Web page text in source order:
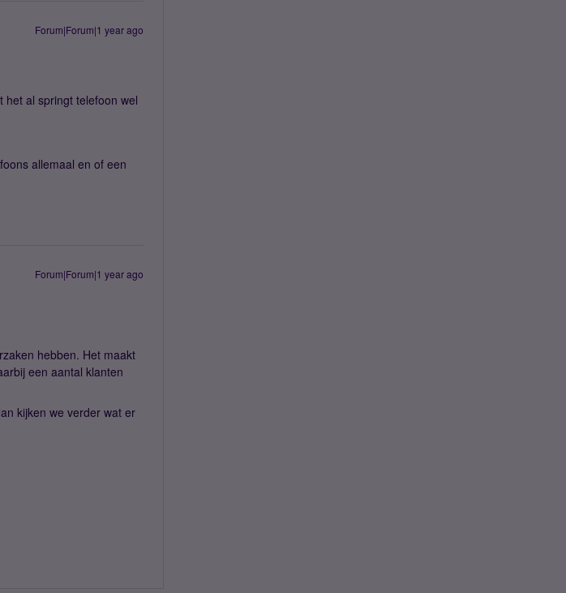
Forum|Forum|1 year ago
het al springt telefoon wel
allemaal en of een
Forum|Forum|1 year ago
hebben. Het maakt
een aantal klanten
kijken we verder wat er